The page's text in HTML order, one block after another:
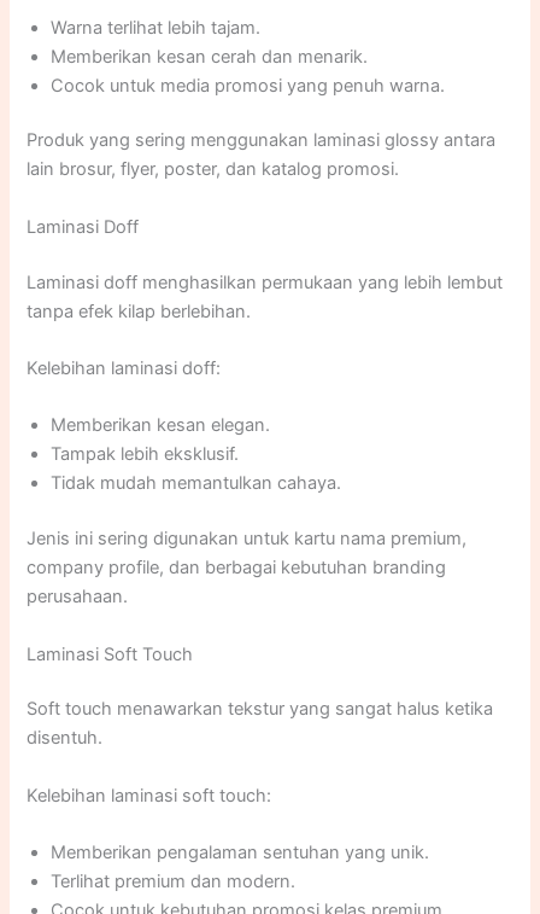
Warna terlihat lebih tajam.
Memberikan kesan cerah dan menarik.
Cocok untuk media promosi yang penuh warna.
Produk yang sering menggunakan laminasi glossy antara
lain brosur, flyer, poster, dan katalog promosi.
Laminasi Doff
Laminasi doff menghasilkan permukaan yang lebih lembut
tanpa efek kilap berlebihan.
Kelebihan laminasi doff:
Memberikan kesan elegan.
Tampak lebih eksklusif.
Tidak mudah memantulkan cahaya.
Jenis ini sering digunakan untuk kartu nama premium,
company profile, dan berbagai kebutuhan branding
perusahaan.
Laminasi Soft Touch
Soft touch menawarkan tekstur yang sangat halus ketika
disentuh.
Kelebihan laminasi soft touch:
Memberikan pengalaman sentuhan yang unik.
Terlihat premium dan modern.